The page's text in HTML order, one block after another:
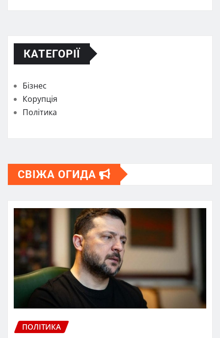
КАТЕГОРІЇ
Бізнес
Корупція
Політика
СВІЖА ОГИДА
ПОЛІТИКА